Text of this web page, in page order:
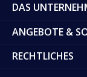
DAS
ANGEBOTE &
RECHTLICHES